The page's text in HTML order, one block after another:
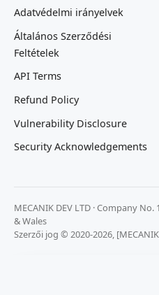
Adatvédelmi irányelvek
Általános Szerződési
Feltételek
API Terms
Refund Policy
Vulnerability Disclosure
Security Acknowledgements
MECANIK DEV LTD · Company
& Wales
Szerzői jog © 2020-2026,